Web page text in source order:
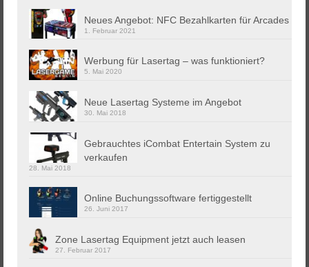
Neues Angebot: NFC Bezahlkarten für Arcades
1. Februar 2021
Werbung für Lasertag – was funktioniert?
5. Mai 2020
Neue Lasertag Systeme im Angebot
30. Mai 2018
Gebrauchtes iCombat Entertain System zu
verkaufen
28. Mai 2018
Online Buchungssoftware fertiggestellt
26. Juni 2017
Zone Lasertag Equipment jetzt auch leasen
27. Februar 2017